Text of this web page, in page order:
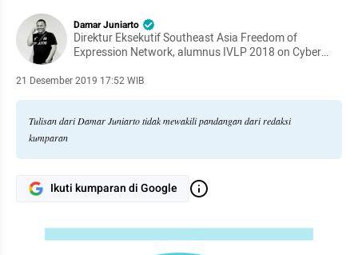
Damar Juniarto
Direktur Eksekutif Southeast Asia Freedom of
Expression Network, alumnus IVLP 2018 on Cyber
21 Desember 2019 17:52 WIB
Tulisan dari Damar Juniarto tidak mewakili pandangan dari redaksi
kumparan
Ikuti kumparan di Google